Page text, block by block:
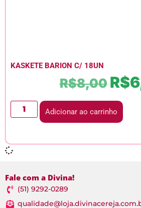
KASKETE BARION C/ 18UN
R$8,00 R$
Adicionar ao carrinho
Fale com a Divina!
(51) 9292-0289